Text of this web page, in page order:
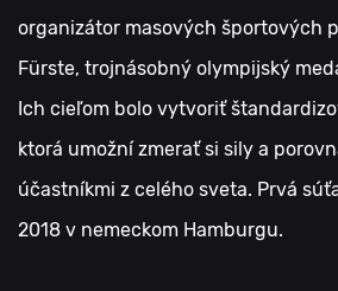
organizátor masových športových
Fürste, trojnásobný olympijský
Ich cieľom bolo vytvoriť
ktorá umožní zmerať si sily a
účastníkmi z celého sveta. Prvá
2018 v nemeckom Hamburgu.